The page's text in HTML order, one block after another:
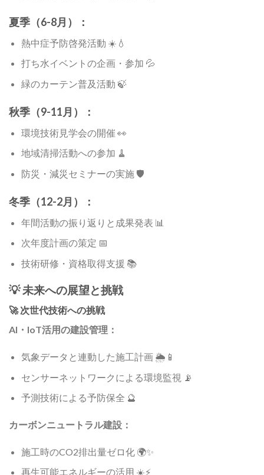
夏季（6-8月）：
熱中症予防啓発活動 ☀️💧
打ち水イベントの企画・参加 💦
緑のカーテン普及活動 🍃
秋季（9-11月）：
環境技術見学会の開催 👀
地域清掃活動への参加 🧹
防災・減災セミナーの実施 🛡️
冬季（12-2月）：
年間活動の振り返りと成果発表 📊
次年度計画の策定 📅
技術研修・資格取得支援 📚
💡 未来への展望と挑戦
🚀 次世代技術への挑戦
AI・IoT活用の建設管理：
気象データと連動した施工計画 🌦️📱
センサーネットワークによる環境監視 📡
予測技術による予防保全 🔮
カーボンニュートラル建設：
施工時のCO2排出量ゼロ化 🌍✨
再生可能エネルギーの活用 ☀️⚡